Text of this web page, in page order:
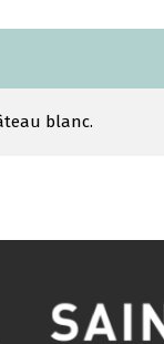
blanc.